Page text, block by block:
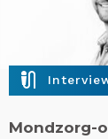
mic_external_on
Mondzorg-